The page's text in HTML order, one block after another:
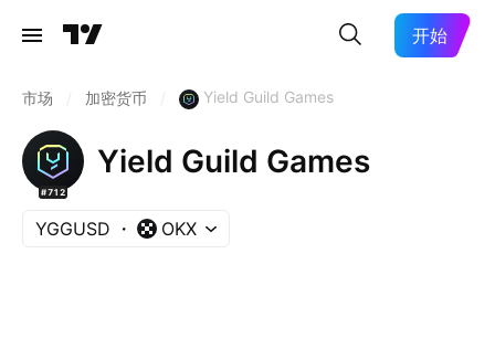
开始
市场 加密货币 Yield Guild Games
#712
Yield Guild Games
YGGUSD OKX